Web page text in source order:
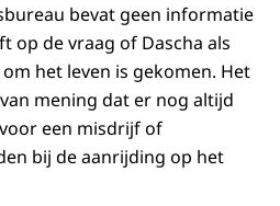
bevat geen informatie
op de vraag of Dascha als
het leven is gekomen. Het
mening dat er nog altijd
een misdrijf of
bij de aanrijding op het